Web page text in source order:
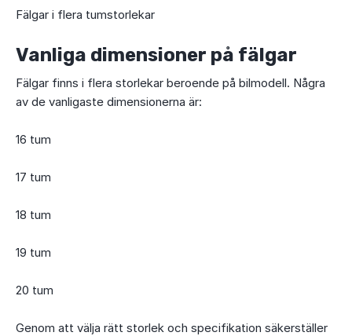
Fälgar i flera tumstorlekar
Vanliga dimensioner på fälgar
Fälgar finns i flera storlekar beroende på bilmodell. Några
av de vanligaste dimensionerna är:
16 tum
17 tum
18 tum
19 tum
20 tum
Genom att välja rätt storlek och specifikation säkerställer